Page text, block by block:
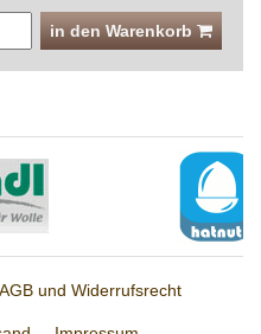
in den Warenkorb
AGB und Widerrufsrecht